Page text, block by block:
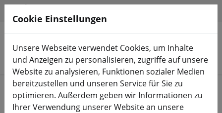
Produkte suchen
Start Bauteile Zubehör
Cookie Einstellungen
Unsere Webseite verwendet Cookies, um Inhalte
und Anzeigen zu personalisieren, zugriffe auf unsere
Website zu analysieren, Funktionen sozialer Medien
bereitzustellen und unseren Service für Sie zu
optimieren. Außerdem geben wir Informationen zu
Ihrer Verwendung unserer Website an unsere